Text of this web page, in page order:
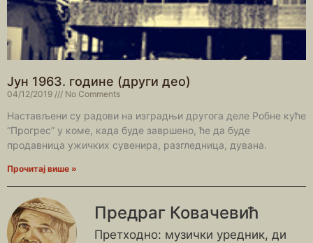
Јун 1963. године (други део)
04/12/2019 No Comments
Настављени су радови на изградњи другога деле Робне куће
“Прогрес” у коме, када буде завршено, ће да буде
продавница ужичких сувенира, разгледница, дувана.
Прочитај више »
Предраг Ковачевић
Претходно: музички уредник, ди